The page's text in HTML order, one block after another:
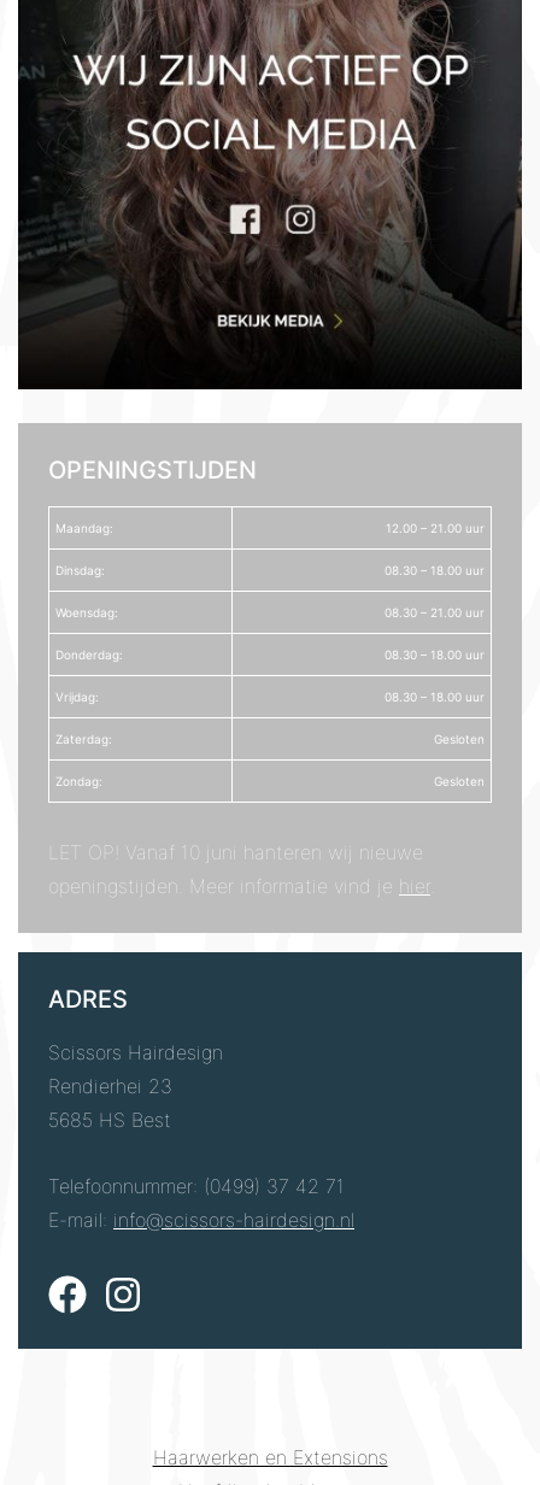
OPENINGSTIJDEN
Maandag: 12.00 – 21.00 uur
Dinsdag: 08.30 – 18.00 uur
Woensdag: 08.30 – 21.00 uur
Donderdag: 08.30 – 18.00 uur
Vrijdag: 08.30 – 18.00 uur
Zaterdag: Gesloten
Zondag: Gesloten
LET OP! Vanaf 10 juni hanteren wij nieuwe
openingstijden. Meer informatie vind je hier
ADRES
Scissors Hairdesign
Rendierhei 23
5685 HS Best
Telefoonnummer: (0499) 37 42 71
E-mail: info@scissors-hairdesign.nl
Haarwerken en Extensions